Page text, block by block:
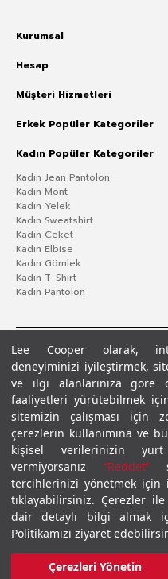
Lee Cooper olarak,
deneyiminizi iyileştirmek,
ve ilgi alanlarınıza göre
faaliyetleri yürütebilmek
sitemizin çalışması için
çerezlerin kullanımına ve
kişisel verilerinizin yurt
vermiyorsanız “Reddet”
tercihlerinizi yönetmek için
tıklayabilirsiniz. Çerezler
dair detaylı bilgi almak
Politikamızı ziyaret
Çerezleri Yönetin
Kurumsal
Hesap
Müşteri Hizmetleri
Erkek Popüler Kategoriler
Kadın Popüler Kategoriler
Kadın Jean Pantolon
Kadın Mont
Kadın Yelek
Kadın Sweatshirt
Kadın Ceket
Kadın Elbise
Kadın Gömlek
Kadın T-Shirt
Kadın Pantolon
Gizlilik PolitikasıÇerez Politikası
© 2026 Leecooper